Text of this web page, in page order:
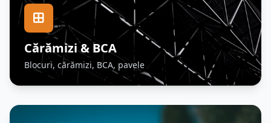
Cărămizi & BCA
Blocuri, cărămizi, BCA, pavele